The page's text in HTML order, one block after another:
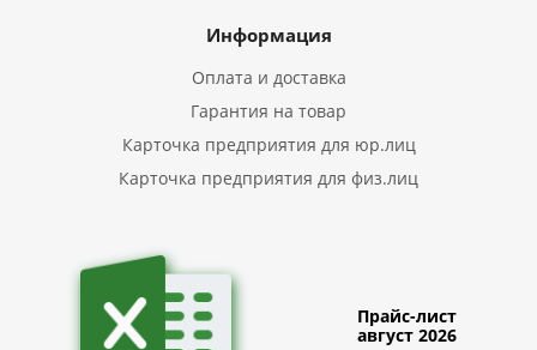
Информация
Оплата и доставка
Гарантия на товар
Карточка предприятия для юр.лиц
Карточка предприятия для физ.лиц
Прайс-лист
август 2026